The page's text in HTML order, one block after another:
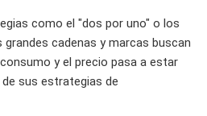
como el "dos por uno" o los
cadenas y marcas buscan
y el precio pasa a estar
sus estrategias de